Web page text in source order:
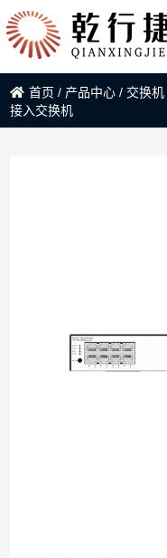
首页 / 产品中心 / 交换机
接入交换机